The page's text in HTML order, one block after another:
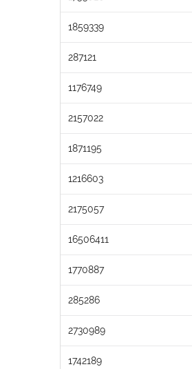
1859339
287121
1176749
2157022
1871195
1216603
2175057
16506411
1770887
285286
2730989
1742189